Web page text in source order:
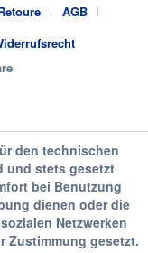
AGB
den technischen
und stets gesetzt
bei Benutzung
dienen oder die
Netzwerken
Zustimmung gesetzt.